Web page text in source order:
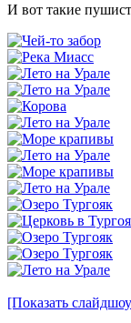
И вот такие
[Показать